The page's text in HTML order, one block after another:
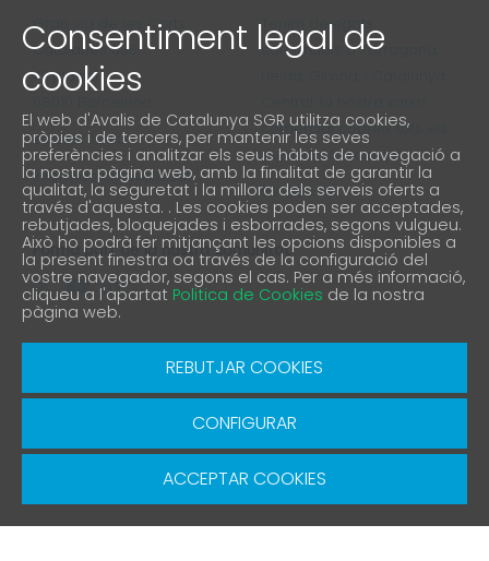
Gran via de les Corts
Catalanes 635
4ª planta
93 298 02 60
informacio@avalis.cat
Tenim delegats
comercials a Tarragona,
comercial cobreix tots els
punts de Catalunya
901 900 214
Forma part de la nostra comunitat
Política de Cookies
Canal denúncia
Consentiment legal de
cookies
El web d'Avalis de Catalunya SGR utilitza cookies,
pròpies i de tercers, per mantenir les seves
preferències i analitzar els seus hàbits de navegació a
la nostra pàgina web, amb la finalitat de garantir la
qualitat, la seguretat i la millora dels serveis oferts a
través d'aquesta. . Les cookies poden ser acceptades,
rebutjades, bloquejades i esborrades, segons vulgueu.
Això ho podrà fer mitjançant les opcions disponibles a
la present finestra oa través de la configuració del
vostre navegador, segons el cas. Per a més informació,
cliqueu a l'apartat Politica de Cookies de la nostra
pàgina web.
REBUTJAR COOKIES
CONFIGURAR
ACCEPTAR COOKIES